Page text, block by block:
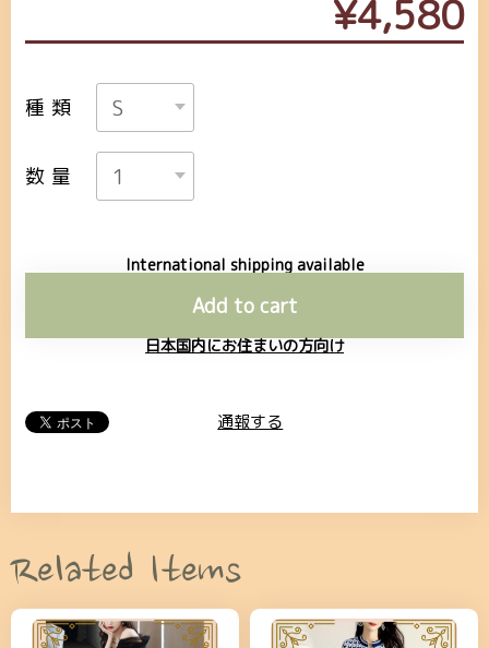
¥4,580
種類
数量
International shipping available
Add to cart
日本国内にお住まいの方向け
通報する
Related Items